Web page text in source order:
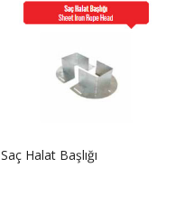
Saç Halat Başlığı